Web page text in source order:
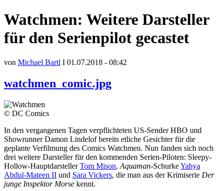
Watchmen: Weitere Darsteller
für den Serienpilot gecastet
von Michael Bartl I 01.07.2018 - 08:42
watchmen_comic.jpg
© DC Comics
In den vergangenen Tagen verpflichteten US-Sender HBO und
Showrunner Damon Lindelof bereits etliche Gesichter für die
geplante Verfilmung des Comics Watchmen. Nun fanden sich noch
drei weitere Darsteller für den kommenden Serien-Piloten: Sleepy-
Hollow-HauptdarstellerTom Mison, Aquaman-SchurkeYahya
Abdul-Mateen II und Sara Vickers, die man aus der Krimiserie Der
junge Inspektor Morse kennt.